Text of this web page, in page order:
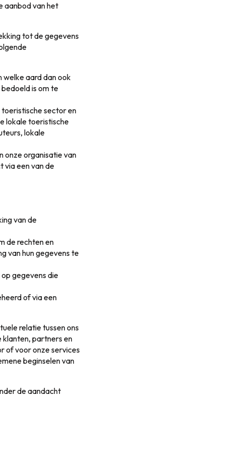
aanbod van het
tot de gegevens
welke aard dan ook
is om te
sector en
lokale toeristische
lokale
onze organisatie van
via een van de
van de
de rechten en
van hun gegevens te
gegevens die
of via een
relatie tussen ons
klanten, partners en
of voor onze services
beginselen van
de aandacht